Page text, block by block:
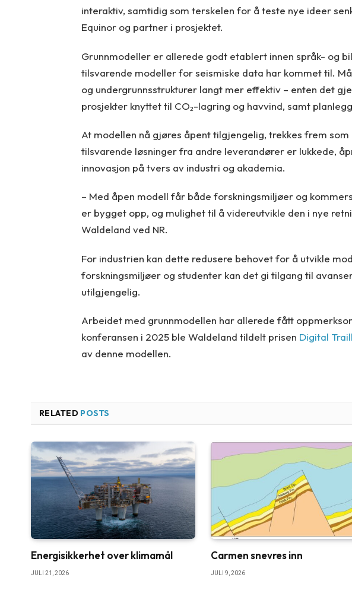
interaktiv, samtidig som terskelen for å teste nye ideer
Equinor og partner i prosjektet.
Grunnmodeller er allerede godt etablert innen språk- og
tilsvarende modeller for seismiske data har kommet til.
og undergrunnsstrukturer langt mer effektiv – enten det
prosjekter knyttet til CO₂-lagring og havvind, samt
At modellen nå gjøres åpent tilgjengelig, trekkes frem
tilsvarende løsninger fra andre leverandører er lukkede,
innovasjon på tvers av industri og akademia.
– Med åpen modell får både forskningsmiljøer og
er bygget opp, og mulighet til å videreutvikle den i nye
Waldeland ved NR.
For industrien kan dette redusere behovet for å utvikle
forskningsmiljøer og studenter kan det gi tilgang til
utilgjengelig.
Arbeidet med grunnmodellen har allerede fått
konferansen i 2025 ble Waldeland tildelt prisen Digital
av denne modellen.
RELATED POSTS
Energisikkerhet over klimamål
JULI 21, 2026
Carmen snevres inn
JULI 9, 2026